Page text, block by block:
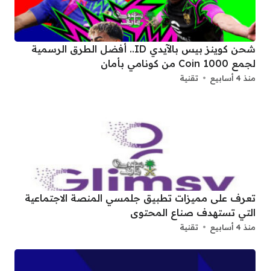
شحن كوينز بيس بالآيدي ID.. أفضل الطرق الرسمية
لجمع 1000 Coin من كونامي بأمان
منذ 4 أسابيع تقنية
تعرف على مميزات تطبيق جلمسي المنصة الاجتماعية
التي تستهدف صناع المحتوى
منذ 4 أسابيع تقنية